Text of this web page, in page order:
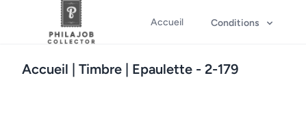
Accueil Conditions
Accueil | Timbre | Epaulette - 2-179